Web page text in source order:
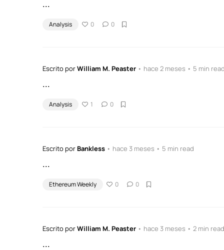
...
Analysis 0 0
Escrito porWilliam M. Peaster • hace 2 meses • 5 min
...
Analysis 1 0
Escrito porBankless • hace 3 meses • 5 min read
...
Ethereum Weekly 0 0
Escrito porWilliam M. Peaster • hace 3 meses • 2 min read
...